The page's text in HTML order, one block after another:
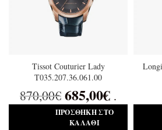
Tissot Couturier Lady
T035.207.36.061.00
870,00€ 685,00€ .
ΠΡΟΣΘΉΚΗ ΣΤΟ
ΚΑΛΆΘΙ